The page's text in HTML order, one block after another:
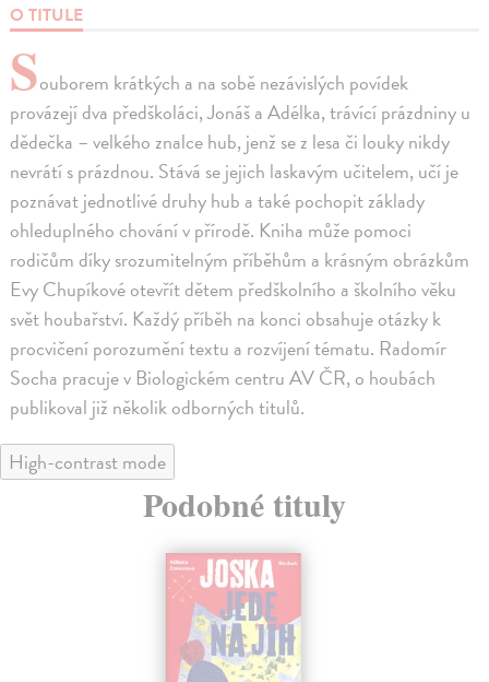
O TITULE
Souborem krátkých a na sobě nezávislých povídek
provázejí dva předškoláci, Jonáš a Adélka, trávící prázdniny u
dědečka – velkého znalce hub, jenž se z lesa či louky nikdy
nevrátí s prázdnou. Stává se jejich laskavým učitelem, učí je
poznávat jednotlivé druhy hub a také pochopit základy
ohleduplného chování v přírodě. Kniha může pomoci
rodičům díky srozumitelným příběhům a krásným obrázkům
Evy Chupíkové otevřít dětem předškolního a školního věku
svět houbařství. Každý příběh na konci obsahuje otázky k
procvičení porozumění textu a rozvíjení tématu. Radomír
Socha pracuje v Biologickém centru AV ČR, o houbách
publikoval již několik odborných titulů.
High-contrast mode
Podobné tituly